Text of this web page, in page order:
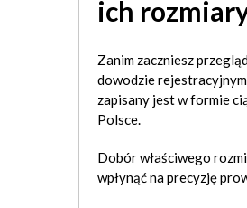
ich
Zanim zaczniesz
dowodzie
zapisany jest w formie
Polsce.
Dobór właściwego
wpłynąć na precyzję